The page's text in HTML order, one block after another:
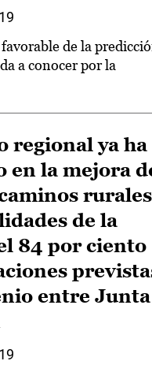
de la
a conocer por la
regional ya ha
en la mejora
rurales
de la
84 por ciento
entre